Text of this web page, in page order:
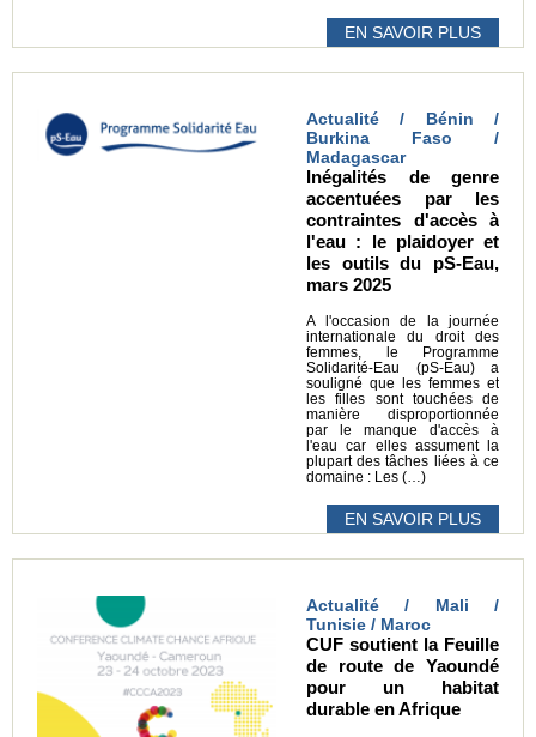
EN SAVOIR PLUS
Actualité / Bénin /
Burkina Faso /
Madagascar
Inégalités de genre
accentuées par les
contraintes d'accès à
l'eau : le plaidoyer et
les outils du pS-Eau,
mars 2025
A l'occasion de la journée
internationale du droit des
femmes, le Programme
Solidarité-Eau (pS-Eau) a
souligné que les femmes et
les filles sont touchées de
manière disproportionnée
par le manque d'accès à
l'eau car elles assument la
plupart des tâches liées à ce
domaine : Les (…)
EN SAVOIR PLUS
Actualité / Mali /
Tunisie / Maroc
CUF soutient la Feuille
de route de Yaoundé
pour un habitat
durable en Afrique